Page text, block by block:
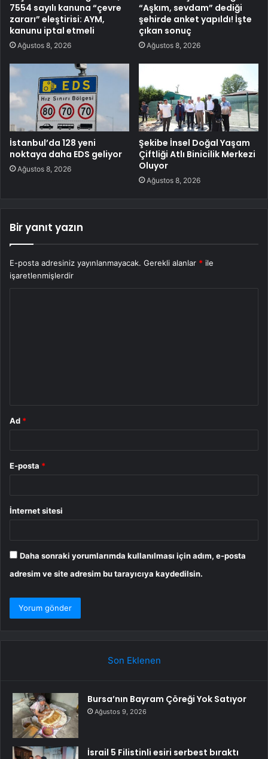
7554 sayılı kanuna “çevre
zararı” eleştirisi: AYM,
kanunu iptal etmeli
Ağustos 8, 2026
“Aşkım, sevdam” dediği
şehirde anket yapıldı! İşte
çıkan sonuç
Ağustos 8, 2026
İstanbul’da 128 yeni
noktaya daha EDS geliyor
Ağustos 8, 2026
Şekibe İnsel Doğal Yaşam
Çiftliği Atlı Binicilik Merkezi
Oluyor
Ağustos 8, 2026
Bir yanıt yazın
E-posta adresiniz yayınlanmayacak. Gerekli alanlar * ile
işaretlenmişlerdir
Ad *
E-posta *
İnternet sitesi
Daha sonraki yorumlarımda kullanılması için adım, e-posta
adresim ve site adresim bu tarayıcıya kaydedilsin.
Son Eklenen
Bursa’nın Bayram Çöreği Yok Satıyor
Ağustos 9, 2026
İsrail 5 Filistinli esiri serbest bıraktı